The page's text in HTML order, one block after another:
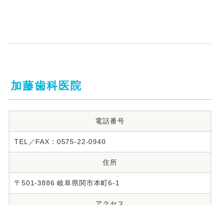
加藤歯科医院
電話番号
TEL／FAX：0575-22-0940
住所
〒501-3886 岐阜県関市本町6-1